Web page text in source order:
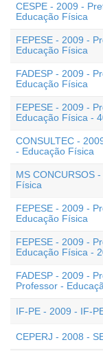
CESPE - 2009 -
Educação Física
FEPESE - 2009 -
Educação Física
FADESP - 2009 -
Educação Física
FEPESE - 2009 -
Educação Física -
CONSULTEC -
- Educação Física
MS CONCURSOS
Física
FEPESE - 2009 -
Educação Física
FEPESE - 2009 -
Educação Física -
FADESP - 2009 -
Professor -
IF-PE - 2009 - IF-
CEPERJ - 2008 -